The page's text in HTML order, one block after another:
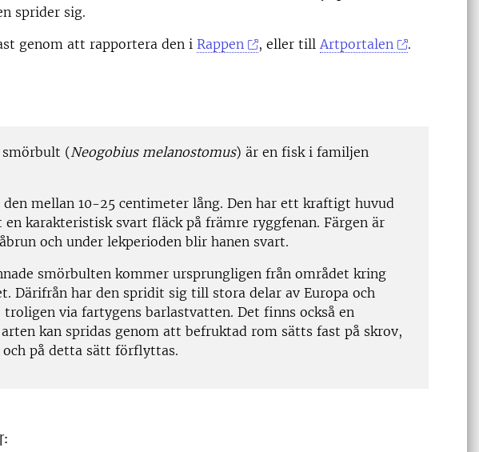
sprider sig.
genom att rapportera den i Rappen , eller tillArtportalen .
smörbult (Neogobius melanostomus) är en fisk i familjen
den mellan 10-25 centimeter lång. Den har ett kraftigt huvud
en karakteristisk svart fläck på främre ryggfenan. Färgen är
och under lekperioden blir hanen svart.
smörbulten kommer ursprungligen från området kring
Därifrån har den spridit sig till stora delar av Europa och
troligen via fartygens barlastvatten. Det finns också en
kan spridas genom att befruktad rom sätts fast på skrov,
på detta sätt förflyttas.